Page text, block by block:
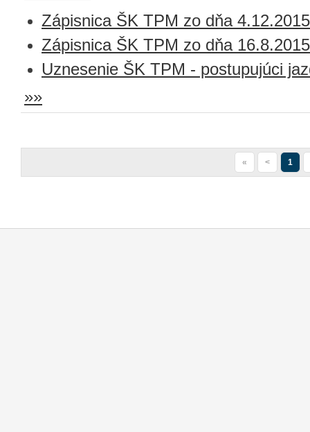
Zápisnica ŠK TPM zo dňa 4.12.2015
Zápisnica ŠK TPM zo dňa 16.8.2015
Uznesenie ŠK TPM - postupujúci
»»
« < 1